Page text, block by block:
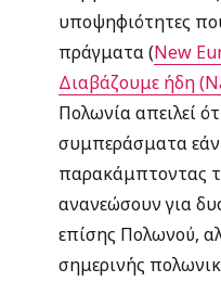
υποψηφιότητες
πράγματα (New
Διαβάζουμε ήδη
Πολωνία απειλεί
συμπεράσματα εάν
παρακάμπτοντας
ανανεώσουν για
επίσης Πολωνού,
σημερινής